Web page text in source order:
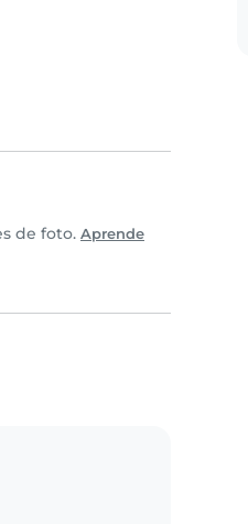
de foto. Aprende